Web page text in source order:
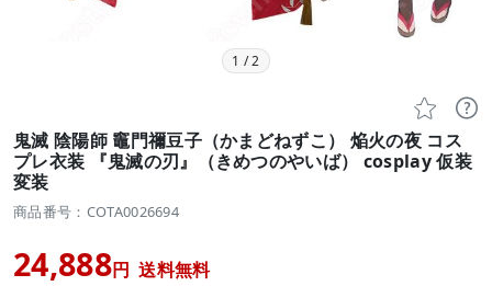
1 /2
 
鬼滅 陰陽師 竈門禰豆子（かまどねずこ） 焔火の夜 コス
プレ衣装 『鬼滅の刃』（きめつのやいば） cosplay 仮装
変装
商品番号：COTA0026694
24,888円 送料無料